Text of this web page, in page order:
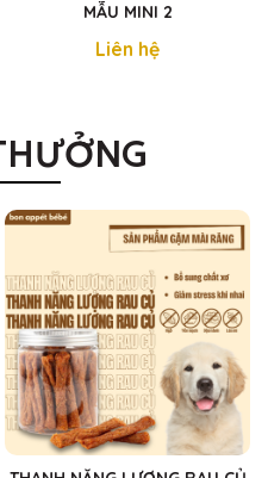
MẪU MINI 2
Liên hệ